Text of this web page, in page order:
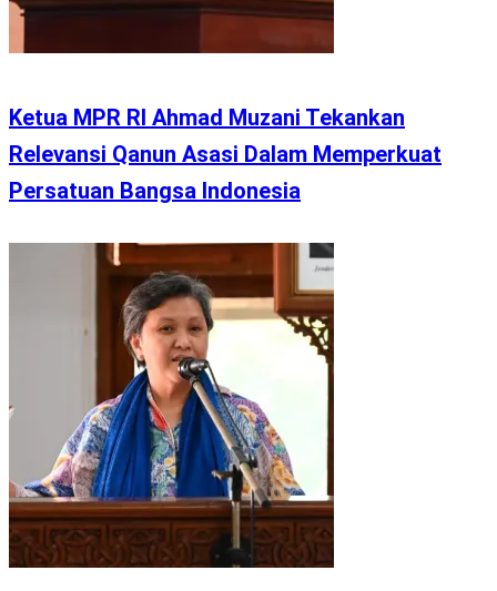
Ketua MPR RI Ahmad Muzani Tekankan
Relevansi Qanun Asasi Dalam Memperkuat
Persatuan Bangsa Indonesia